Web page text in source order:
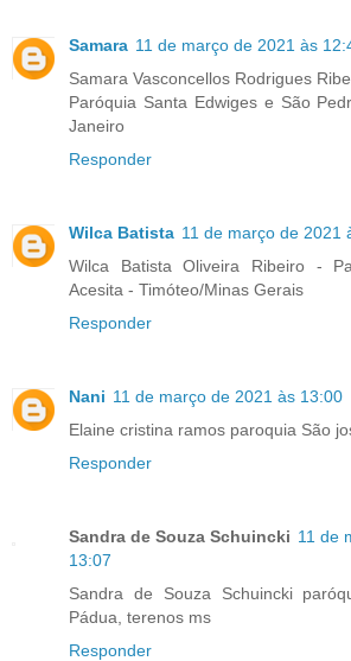
Samara 11 de março de 2021 às
Samara Vasconcellos Rodrigues
Paróquia Santa Edwiges e São
Janeiro
Responder
Wilca Batista 11 de março de 2021
Wilca Batista Oliveira Ribeiro -
Acesita - Timóteo/Minas Gerais
Responder
Nani 11 de março de 2021 às 13:00
Elaine cristina ramos paroquia São
Responder
Sandra de Souza Schuincki 11 de
13:07
Sandra de Souza Schuincki
Pádua, terenos ms
Responder